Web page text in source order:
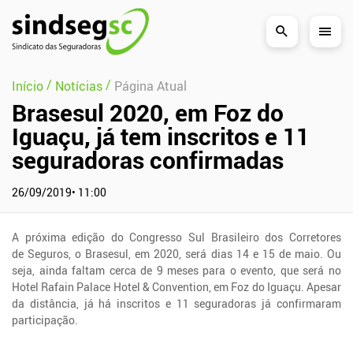
Pular Navegação (s)
Início/ Notícias/ Página Atual
Brasesul 2020, em Foz do
Iguaçu, já tem inscritos e 11
seguradoras confirmadas
26/09/2019• 11:00
A próxima edição do Congresso Sul Brasileiro dos Corretores
de Seguros, o Brasesul, em 2020, será dias 14 e 15 de maio. Ou
seja, ainda faltam cerca de 9 meses para o evento, que será no
Hotel Rafain Palace Hotel & Convention, em Foz do Iguaçu. Apesar
da distância, já há inscritos e 11 seguradoras já confirmaram
participação.